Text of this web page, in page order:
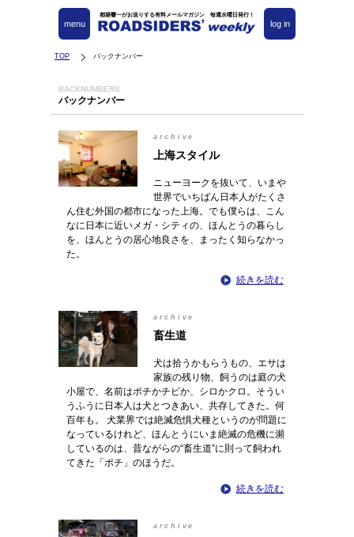
都築響一がお送りする有料メールマガジン 毎週水曜日発行！
log in
menu
TOP バックナンバー
BACKNUMBERS
バックナンバー
archive
上海スタイル
ニューヨークを抜いて、いまや
世界でいちばん日本人がたくさ
ん住む外国の都市になった上海。でも僕らは、こん
なに日本に近いメガ・シティの、ほんとうの暮らし
を、ほんとうの居心地良さを、まったく知らなかっ
た。
続きを読む
archive
畜生道
犬は拾うかもらうもの、エサは
家族の残り物、飼うのは庭の犬
小屋で、名前はポチかチビか、シロかクロ。そうい
うふうに日本人は犬とつきあい、共存してきた。何
百年も。 犬業界では絶滅危惧犬種というのが問題に
なっているけれど、ほんとうにいま絶滅の危機に瀕
しているのは、昔ながらの“畜生道”に則って飼われ
てきた「ポチ」のほうだ。
続きを読む
archive